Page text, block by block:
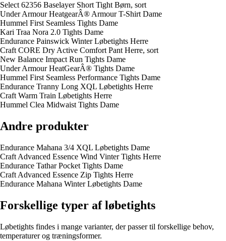
Select 62356 Baselayer Short Tight Børn, sort
Under Armour HeatgearÂ® Armour T-Shirt Dame
Hummel First Seamless Tights Dame
Kari Traa Nora 2.0 Tights Dame
Endurance Painswick Winter Løbetights Herre
Craft CORE Dry Active Comfort Pant Herre, sort
New Balance Impact Run Tights Dame
Under Armour HeatGearÂ® Tights Dame
Hummel First Seamless Performance Tights Dame
Endurance Tranny Long XQL Løbetights Herre
Craft Warm Train Løbetights Herre
Hummel Clea Midwaist Tights Dame
Andre produkter
Endurance Mahana 3/4 XQL Løbetights Dame
Craft Advanced Essence Wind Vinter Tights Herre
Endurance Tathar Pocket Tights Dame
Craft Advanced Essence Zip Tights Herre
Endurance Mahana Winter Løbetights Dame
Forskellige typer af løbetights
Løbetights findes i mange varianter, der passer til forskellige behov,
temperaturer og træningsformer.